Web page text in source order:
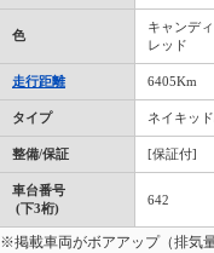
色
キャンデ
レッド
走行距離 6405Km
タイプ ネイキッ
整備/保証 [保証付]
車台番号
(下3桁)
642
※掲載車両がボアアップ（排気